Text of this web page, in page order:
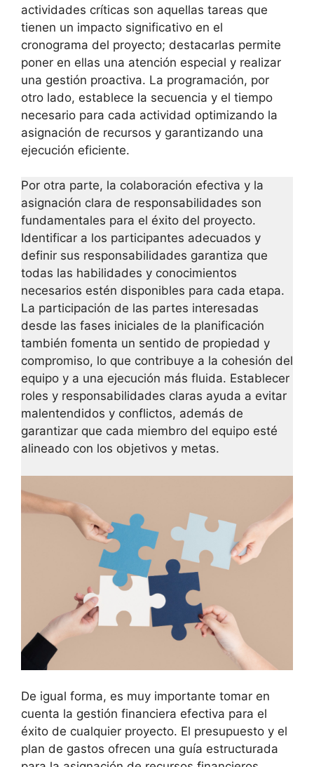
actividades críticas son aquellas tareas que
tienen un impacto significativo en el
cronograma del proyecto; destacarlas permite
poner en ellas una atención especial y realizar
una gestión proactiva. La programación, por
otro lado, establece la secuencia y el tiempo
necesario para cada actividad optimizando la
asignación de recursos y garantizando una
ejecución eficiente.
Por otra parte, la colaboración efectiva y la
asignación clara de responsabilidades son
fundamentales para el éxito del proyecto.
Identificar a los participantes adecuados y
definir sus responsabilidades garantiza que
todas las habilidades y conocimientos
necesarios estén disponibles para cada etapa.
La participación de las partes interesadas
desde las fases iniciales de la planificación
también fomenta un sentido de propiedad y
compromiso, lo que contribuye a la cohesión del
equipo y a una ejecución más fluida. Establecer
roles y responsabilidades claras ayuda a evitar
malentendidos y conflictos, además de
garantizar que cada miembro del equipo esté
alineado con los objetivos y metas.
De igual forma, es muy importante tomar en
cuenta la gestión financiera efectiva para el
éxito de cualquier proyecto. El presupuesto y el
plan de gastos ofrecen una guía estructurada